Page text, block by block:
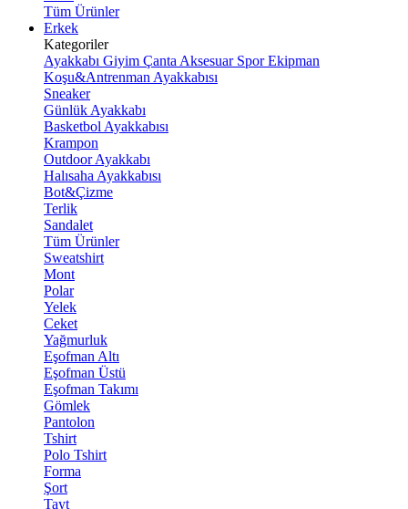
Tüm Ürünler
Erkek
Kategoriler
Ayakkabı Giyim Çanta Aksesuar Spor Ekipman
Koşu&Antrenman Ayakkabısı
Sneaker
Günlük Ayakkabı
Basketbol Ayakkabısı
Krampon
Outdoor Ayakkabı
Halısaha Ayakkabısı
Bot&Çizme
Terlik
Sandalet
Tüm Ürünler
Sweatshirt
Mont
Polar
Yelek
Ceket
Yağmurluk
Eşofman Altı
Eşofman Üstü
Eşofman Takımı
Gömlek
Pantolon
Tshirt
Polo Tshirt
Forma
Şort
Tayt